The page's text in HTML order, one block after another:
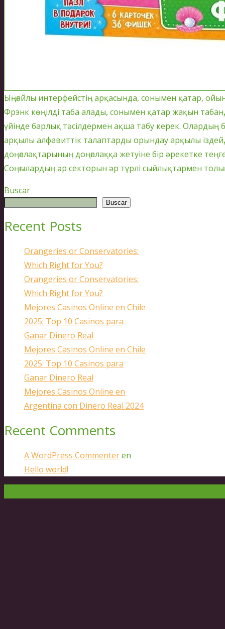
Ыңғайлы интерфейстің арқасында, сонымен қатар,
Фрэнк көңілді таба алады, сонымен қатар жақын
үйінде барлық тәсілдермен ақша табу керек. Олардың
арқылы алфавиттік талаптарды орындау арқылы
доңғалақтарының доңғалаққа жетуіне бір әрекетке
Соңғылардың әр секторын әр түрлі сыйлықтармен
Buscar
Buscar
Recent Posts
Orangeries or Conservatories:
Which Right for You?
Orangeries or Conservatories:
Which Right for You?
Mejores Casinos Online en Chile
2025: Top 10 Casinos para
Ganar Dinero Real
Mejores Casinos Online en Chile
2025: Top 10 Casinos para
Ganar Dinero Real
Mejores Casinos Online en
Argentina con Dinero Real 2024
Recent Comments
A WordPress Commenteren
Hello world!